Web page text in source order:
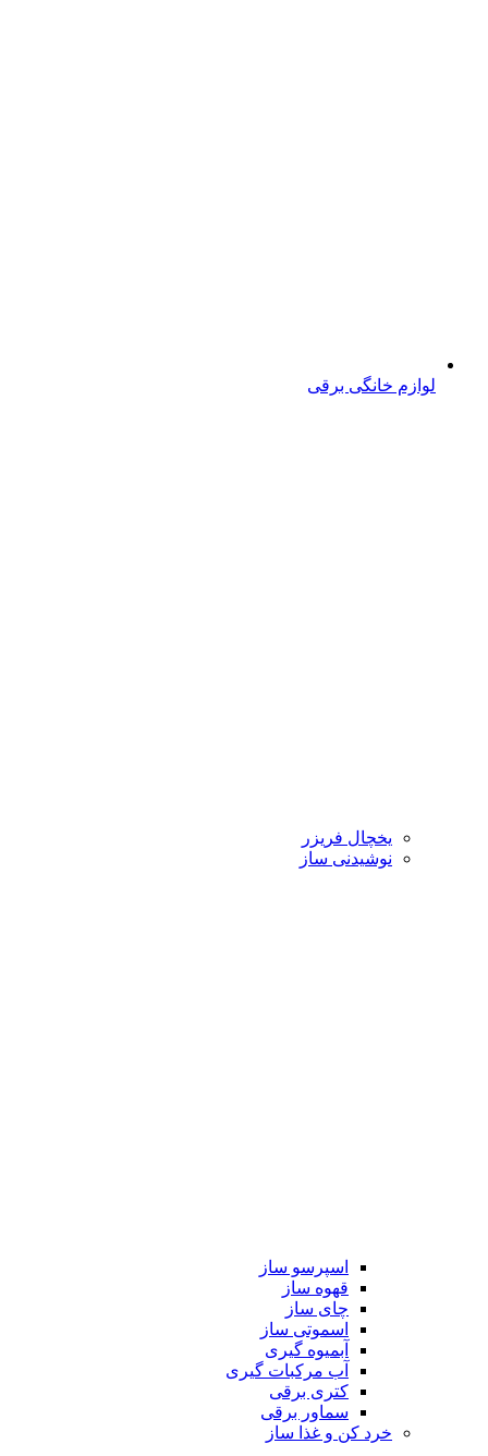
لوازم خانگی برقی
یخچال فریزر
نوشیدنی ساز
اسپرسو ساز
قهوه ساز
چای ساز
اسموتی ساز
آبمیوه گیری
آب مرکبات گیری
کتری برقی
سماور برقی
خرد کن و غذا ساز